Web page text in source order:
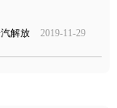
解放 2019-11-29